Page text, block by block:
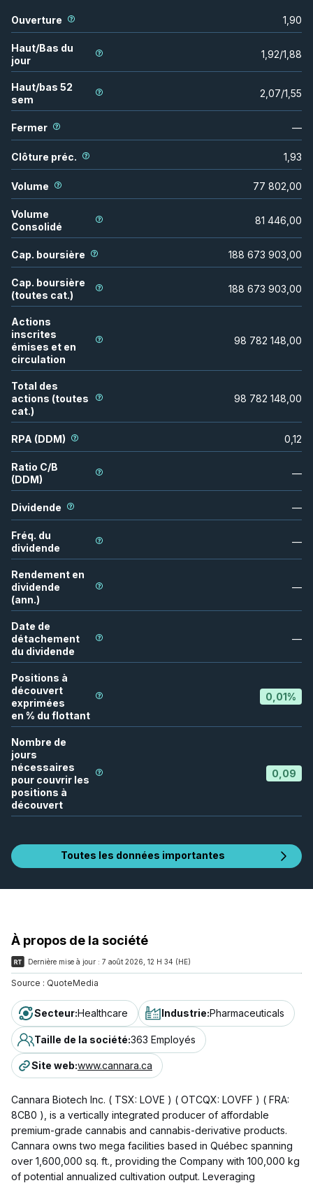
Ouverture 1,90
Haut/Bas du
jour
1,92/1,88
Haut/bas 52
sem
2,07/1,55
Fermer —
Clôture préc. 1,93
Volume 77 802,00
Volume
Consolidé
81 446,00
Cap. boursière 188 673 903,00
Cap. boursière
(toutes cat.)
188 673 903,00
Actions
inscrites
émises et en
circulation
98 782 148,00
Total des
actions (toutes
cat.)
98 782 148,00
RPA (DDM) 0,12
Ratio C/B
(DDM)
—
Dividende —
Fréq. du
dividende
—
Rendement en
dividende
(ann.)
—
Date de
détachement
du dividende
—
Positions à
découvert
exprimées
en % du flottant
0,01%
Nombre de
jours
nécessaires
pour couvrir les
positions à
découvert
0,09
Toutes les données importantes
À propos de la société
Dernière mise à jour : 7 août 2026, 12 H 34 (HE)
Source : QuoteMedia
Secteur:Healthcare Industrie:Pharmaceuticals
Taille de la société:363 Employés
Site web:www.cannara.ca
Cannara Biotech Inc. ( TSX: LOVE ) ( OTCQX: LOVFF ) ( FRA:
8CB0 ), is a vertically integrated producer of affordable
premium-grade cannabis and cannabis-derivative products.
Cannara owns two mega facilities based in Québec spanning
over 1,600,000 sq. ft., providing the Company with 100,000 kg
of potential annualized cultivation output. Leveraging